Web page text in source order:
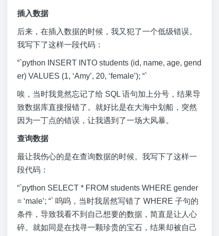
插入数据
后来，在插入数据的时候，我又犯了一个低级错误。
我写下了这样一段代码：
“`python INSERT INTO students (id, name, age, gend
er) VALUES (1, ‘Amy’, 20, ‘female’); “`
唉，当时我竟然忘记了给 SQL 语句加上分号，结果导
致数据库直接报错了。就好比是在大海中划船，突然
因为一丁点的错误，让我遇到了一场大风暴。
查询数据
最让我伤心的是在查询数据的时候。我写下了这样一
段代码：
“`python SELECT * FROM students WHERE gender
= ‘male’; “` 呜呜，当时我居然写错了 WHERE 子句的
条件，导致我看不到自己想要的数据，简直是让人心
碎。就如同是在找寻一颗珍贵的宝石，结果却被自己